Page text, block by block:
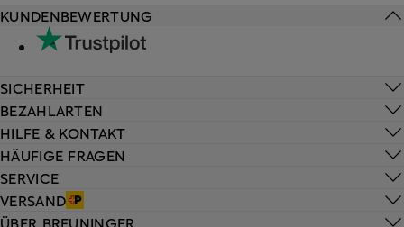
HILFE & KONTAKT
HÄUFIGE FRAGEN
SERVICE
VERSAND
KUNDENBEWERTUNG
SICHERHEIT
BEZAHLARTEN
ÜBER BREUNINGER